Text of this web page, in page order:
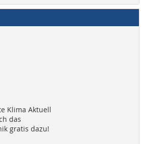
Klima Aktuell
das
gratis dazu!